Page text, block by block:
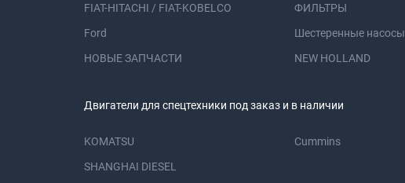
FIAT-HITACHI / FIAT-KOBELCO
ФИЛЬТРЫ
Ford
Шестеренные насосы
НОВЫЕ ЗАПЧАСТИ
NEW HOLLAND
Двигатели для спецтехники под заказ и в наличии
KOMATSU Cummins
SHANGHAI DIESEL